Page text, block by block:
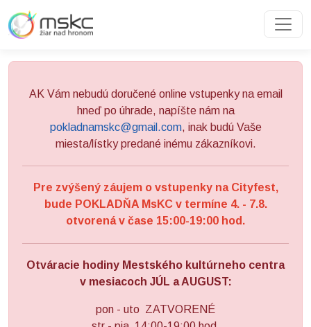
AK Vám nebudú doručené online vstupenky na email
hneď po úhrade, napíšte nám na
pokladnamskc@gmail.com, inak budú Vaše
miesta/lístky predané inému zákazníkovi.
Pre zvýšený záujem o vstupenky na Cityfest,
bude POKLADŇA MsKC v termíne 4. - 7.8.
otvorená v čase 15:00-19:00 hod.
Otváracie hodiny Mestského kultúrneho centra
v mesiacoch JÚL a AUGUST:
pon - uto ZATVORENÉ